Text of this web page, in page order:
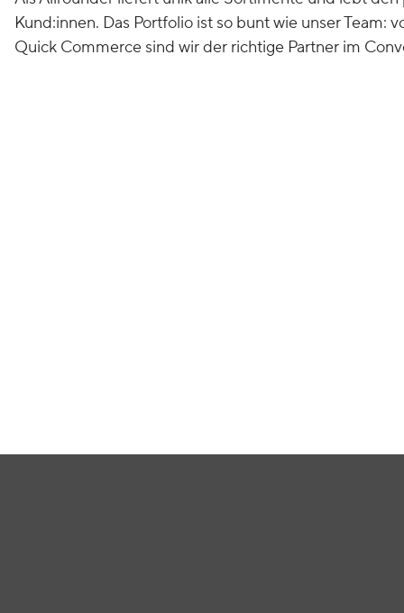
Kund:innen. Das Portfolio ist so bunt wie unser
Quick Commerce sind wir der richtige Partner im